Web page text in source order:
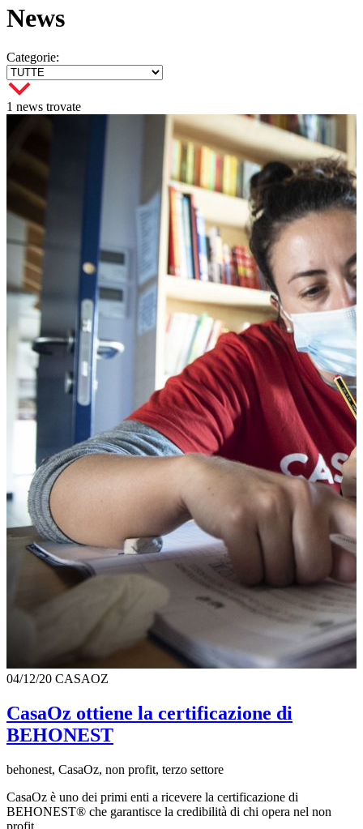
News
Categorie:
1 news trovate
04/12/20 CASAOZ
CasaOz ottiene la certificazione di
BEHONEST
behonest, CasaOz, non profit, terzo settore
CasaOz è uno dei primi enti a ricevere la certificazione di
BEHONEST® che garantisce la credibilità di chi opera nel non
profit.